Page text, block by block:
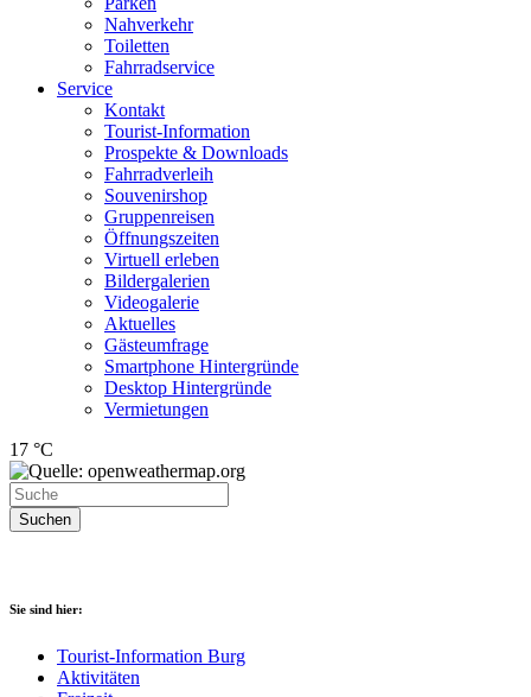
Nahverkehr
Toiletten
Fahrradservice
Service
Kontakt
Tourist-Information
Prospekte & Downloads
Fahrradverleih
Souvenirshop
Gruppenreisen
Öffnungszeiten
Virtuell erleben
Bildergalerien
Videogalerie
Aktuelles
Gästeumfrage
Smartphone Hintergründe
Desktop Hintergründe
Vermietungen
17 °C
Suchen
Sie sind hier:
Tourist-Information Burg
Aktivitäten